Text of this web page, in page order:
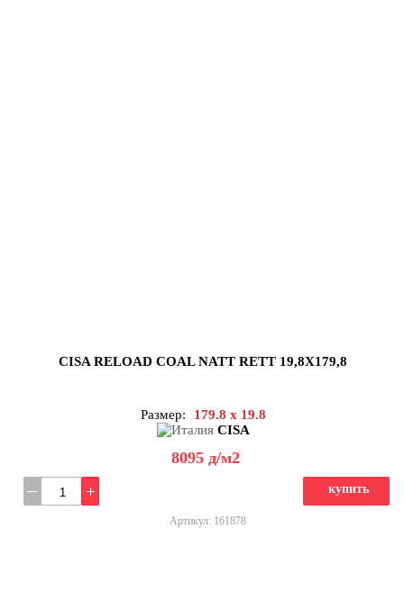
CISA RELOAD COAL NATT RETT 19,8X179,8
Размер:
179.8 x 19.8
CISA
8095 д/м2
купить
Артикул: 161878